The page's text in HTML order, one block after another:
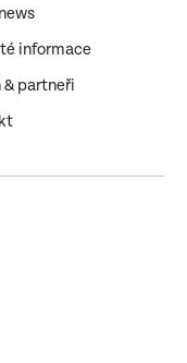
informace
& partneři